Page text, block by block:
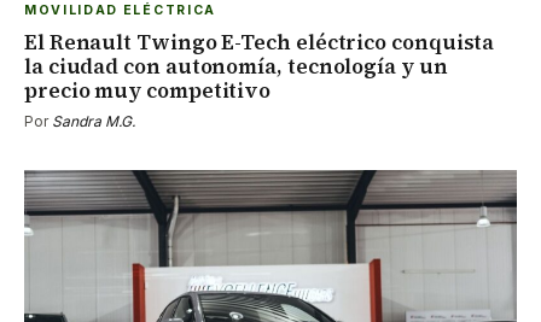
MOVILIDAD ELÉCTRICA
El Renault Twingo E-Tech eléctrico conquista
la ciudad con autonomía, tecnología y un
precio muy competitivo
Por Sandra M.G.